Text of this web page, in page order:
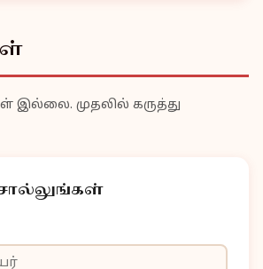
இல்லை. முதலில் கருத்து